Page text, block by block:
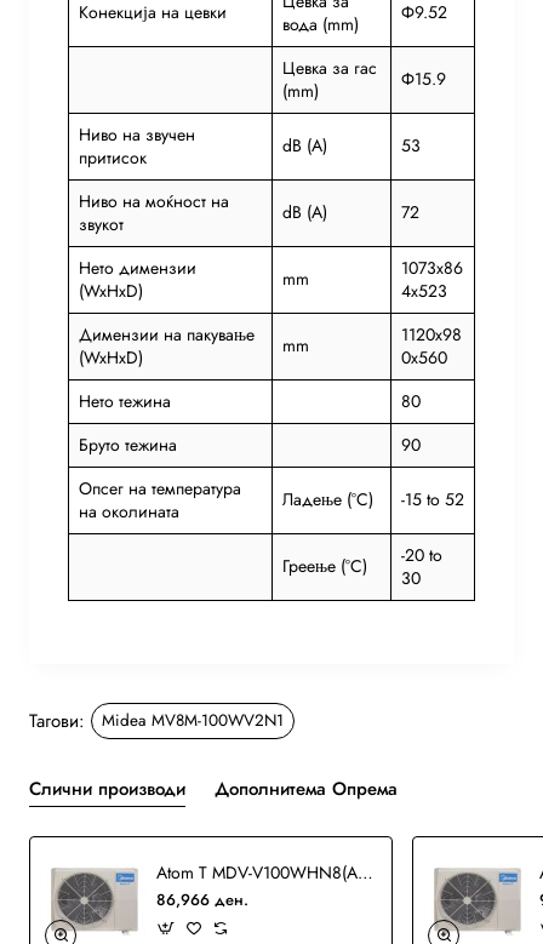
Конекција на цевки
вода (mm)
Ф9.52
Цевка за гас
(mm)
Ф15.9
Ниво на звучен
притисок
dB (A) 53
Ниво на моќност на
звукот
dB (A) 72
Нето димензии
(WxHxD)
mm
1073x86
4x523
Димензии на пакување
(WxHxD)
mm
1120x98
0x560
Нето тежина
80
Бруто тежина
90
Опсег на температура
на околината
Ладење (°C) -15 to 52
Греење (°C)
-20 to
30
Тагови: Midea MV8M-100WV2N1
Слични производи Дополнитема Опрема
Atom T MDV-V100WHN8(At) VRF
86,966 ден.